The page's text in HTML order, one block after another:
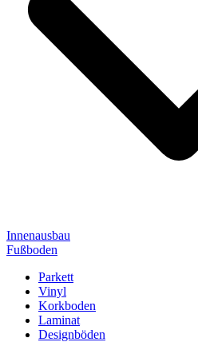
Innenausbau
Fußboden
Parkett
Vinyl
Korkboden
Laminat
Designböden